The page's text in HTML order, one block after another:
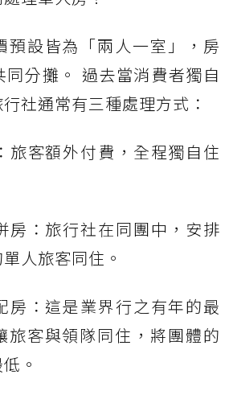
預設皆為「兩人一室」，房
同分攤。 過去當消費者獨自
社通常有三種處理方式：
旅客額外付費，全程獨自住
房：旅行社在同團中，安排
人旅客同住。
房：這是業界行之有年的最
旅客與領隊同住，將團體的
。